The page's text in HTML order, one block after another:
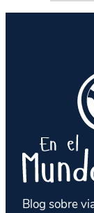
Blog sobre